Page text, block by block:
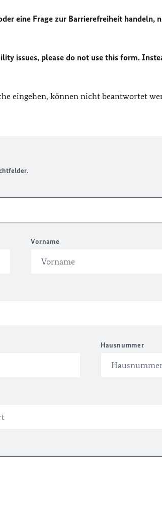
eine Frage zur Barrierefreiheit handeln,
issues, please do not use this form.
eingehen, können nicht beantwortet
Vorname
Hausnummer